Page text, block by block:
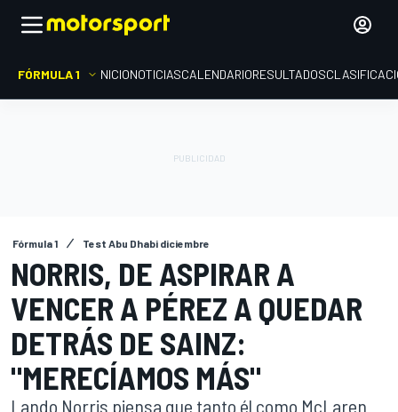
FÓRMULA 1 INICIONOTICIASCALENDARIORESULTADOS
Fórmula 1 Test Abu Dhabi diciembre
NORRIS, DE ASPIRAR A
VENCER A PÉREZ A QUEDAR
DETRÁS DE SAINZ:
"MERECÍAMOS MÁS"
Lando Norris piensa que tanto él como McLaren